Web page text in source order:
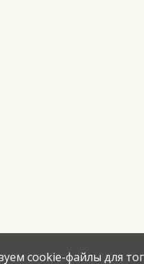
cookie-файлы для